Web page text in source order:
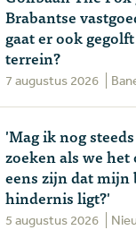
Brabantse
gaat er ook
terrein?
7 augustus 2026
'Mag ik nog
zoeken als we het
eens zijn dat mijn
hindernis ligt?'
5 augustus 2026